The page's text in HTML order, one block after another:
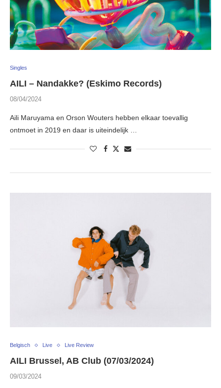
Singles
AILI – Nandakke? (Eskimo Records)
08/04/2024
Aili Maruyama en Orson Wouters hebben elkaar toevallig
ontmoet in 2019 en daar is uiteindelijk …
Belgisch Live Live Review
AILI Brussel, AB Club (07/03/2024)
09/03/2024